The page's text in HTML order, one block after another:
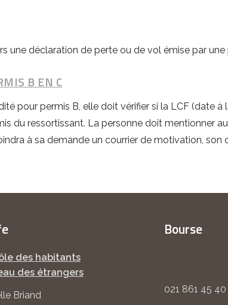
une déclaration de perte ou de vol émise par
B EN C
pour permis B, elle doit vérifier si la LCF (date
du ressortissant. La personne doit mentionner
à sa demande un courrier de motivation,
des habitants
des étrangers
Briand
Bourse
021 861 45 40